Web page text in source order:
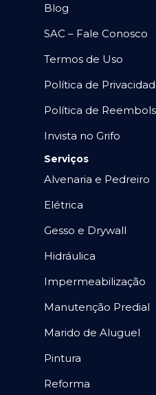
Blog
SAC – Fale Conosco
Termos de Uso
Política de
Política de
Invista no Grifo
Serviços
Alvenaria e Pedreiro
Elétrica
Gesso e Drywall
Hidráulica
Impermeabilização
Manutenção Predial
Marido de Aluguel
Pintura
Reforma